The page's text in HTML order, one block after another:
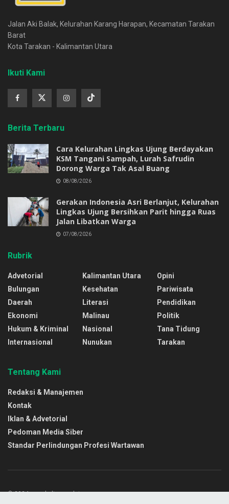
Jalan Aki Balak, Kelurahan Karang Harapan, Kecamatan Tarakan
Barat
Kota Tarakan - Kalimantan Utara
Ikuti Kami
Berita Terbaru
Cara Kelurahan Lingkas Ujung Berdayakan
KSM Tangani Sampah, Lurah Safrudin
Dorong Warga Tak Asal Buang
08/08/2026
Gerakan Indonesia Asri Berlanjut, Kelurahan
Lingkas Ujung Bersihkan Parit hingga Ruas
Jalan Libatkan Warga
07/08/2026
Rubrik
Advetorial
Bulungan
Daerah
Ekonomi
Hukum & Kriminal
Internasional
Kalimantan Utara
Kesehatan
Literasi
Malinau
Nasional
Nunukan
Opini
Pariwisata
Pendidikan
Politik
Tana Tidung
Tarakan
Tentang Kami
Redaksi & Manajemen
Kontak
Iklan & Advetorial
Pedoman Media Siber
Standar Perlindungan Profesi Wartawan
© 2024 www.kaltaraupdate.com